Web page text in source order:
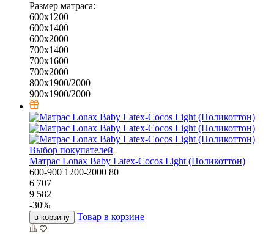
Размер матраса:
600х1200
600х1400
600х2000
700х1400
700х1600
700х2000
800х1900/2000
900х1900/2000
Выбор покупателей
Матрас Lonax Baby Latex-Cocos Light (Поликоттон)
600-900 1200-2000 80
6 707
9 582
-30%
в корзину Товар в корзине